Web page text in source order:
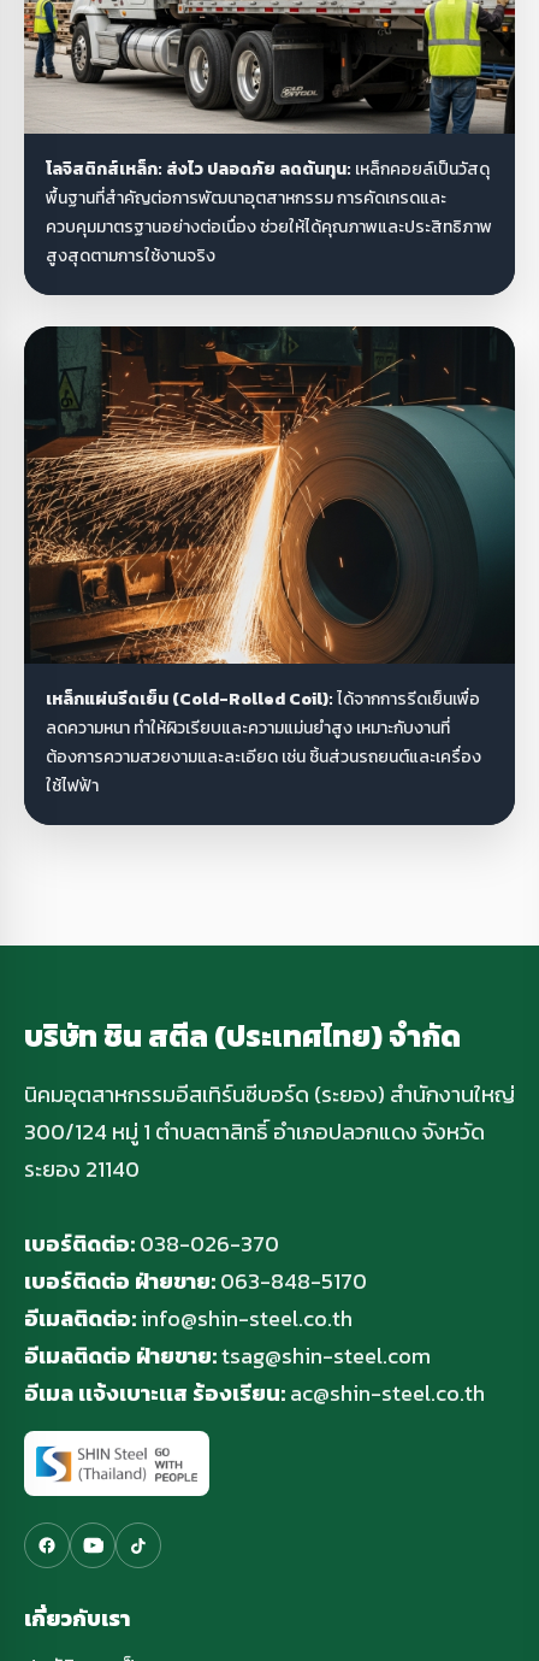
โลจิสติกส์เหล็ก: ส่งไว ปลอดภัย ลดต้นทุน: เหล็กคอยล์เป็นวัสดุ
พื้นฐานที่สำคัญต่อการพัฒนาอุตสาหกรรม การคัดเกรดและ
ควบคุมมาตรฐานอย่างต่อเนื่อง ช่วยให้ได้คุณภาพและประสิทธิภาพ
สูงสุดตามการใช้งานจริง
เหล็กแผ่นรีดเย็น (Cold-Rolled Coil):ได้จากการรีดเย็นเพื่อ
ลดความหนา ทำให้ผิวเรียบและความแม่นยำสูง เหมาะกับงานที่
ต้องการความสวยงามและละเอียด เช่น ชิ้นส่วนรถยนต์และเครื่อง
ใช้ไฟฟ้า
บริษัท ชิน สตีล (ประเทศไทย) จำกัด
นิคมอุตสาหกรรมอีสเทิร์นซีบอร์ด (ระยอง) สำนักงานใหญ่
300/124 หมู่ 1 ตำบลตาสิทธิ์ อำเภอปลวกแดง จังหวัด
ระยอง 21140
เบอร์ติดต่อ:038-026-370
เบอร์ติดต่อ ฝ่ายขาย:063-848-5170
อีเมลติดต่อ:info@shin-steel.co.th
อีเมลติดต่อ ฝ่ายขาย:tsag@shin-steel.com
อีเมล เเจ้งเบาะเเส ร้องเรียน:ac@shin-steel.co.th
เกี่ยวกับเรา